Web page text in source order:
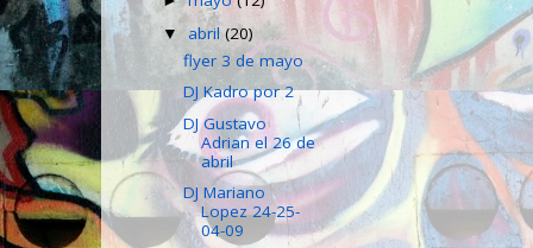
▼abril(20)
flyer 3 de mayo
DJ Kadro por 2
DJ Gustavo
Adrian el 26 de
abril
DJ Mariano
Lopez 24-25-
04-09